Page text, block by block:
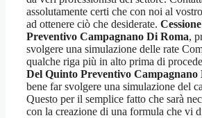
assolutamente certi che con noi al
ad ottenere ciò che desiderate.
Preventivo Campagnano Di Roma,
svolgere una simulazione delle rate
qualche riga più in alto prima di
Del Quinto Preventivo Campagnano
bene far svolgere una simulazione del
Questo per il semplice fatto che sarà
con la creazione di una formula che vi